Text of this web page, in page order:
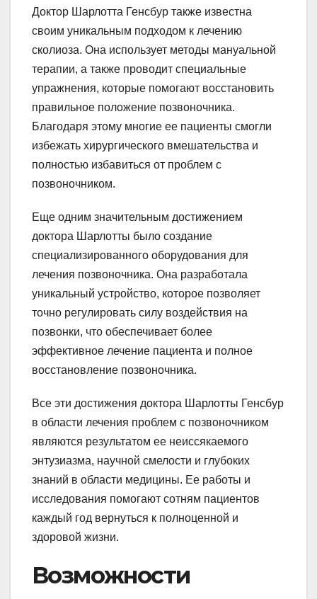
Доктор Шарлотта Генсбур также известна
своим уникальным подходом к лечению
сколиоза. Она использует методы мануальной
терапии, а также проводит специальные
упражнения, которые помогают восстановить
правильное положение позвоночника.
Благодаря этому многие ее пациенты смогли
избежать хирургического вмешательства и
полностью избавиться от проблем с
позвоночником.
Еще одним значительным достижением
доктора Шарлотты было создание
специализированного оборудования для
лечения позвоночника. Она разработала
уникальный устройство, которое позволяет
точно регулировать силу воздействия на
позвонки, что обеспечивает более
эффективное лечение пациента и полное
восстановление позвоночника.
Все эти достижения доктора Шарлотты Генсбур
в области лечения проблем с позвоночником
являются результатом ее неиссякаемого
энтузиазма, научной смелости и глубоких
знаний в области медицины. Ее работы и
исследования помогают сотням пациентов
каждый год вернуться к полноценной и
здоровой жизни.
Возможности